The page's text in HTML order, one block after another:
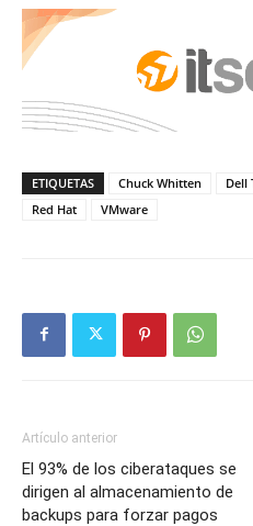
ETIQUETAS Chuck Whitten Dell
Red Hat
VMware
Artículo anterior
El 93% de los ciberataques se
dirigen al almacenamiento de
backups para forzar pagos